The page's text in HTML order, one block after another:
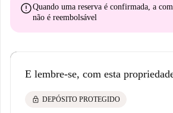
errorQuando uma reserva é confirmada, a
não é reembolsável
E lembre-se, com esta
lock DEPÓSITO PROTEGIDO